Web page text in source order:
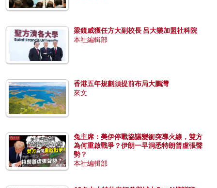
梁鏡威獲任方大副校長 呂大樂加盟社科院
本社編輯部
香港五年規劃須提前布局大鵬灣
來文
兔主席：美伊停戰協議變衝突導火線，雙方
為何重啟戰爭？伊朗一早洞悉特朗普虛張聲
勢？
本社編輯部